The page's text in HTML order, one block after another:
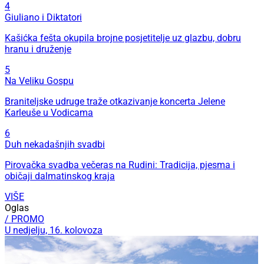
4
Giuliano i Diktatori
Kašićka fešta okupila brojne posjetitelje uz glazbu, dobru
hranu i druženje
5
Na Veliku Gospu
Braniteljske udruge traže otkazivanje koncerta Jelene
Karleuše u Vodicama
6
Duh nekadašnjih svadbi
Pirovačka svadba večeras na Rudini: Tradicija, pjesma i
običaji dalmatinskog kraja
VIŠE
Oglas
/ PROMO
U nedjelju, 16. kolovoza